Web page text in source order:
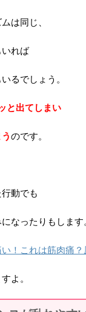
は同じ、
れば
るでしょう。
と出てしまい
のです。
動でも
なったりもします
！これは筋肉痛
よ。